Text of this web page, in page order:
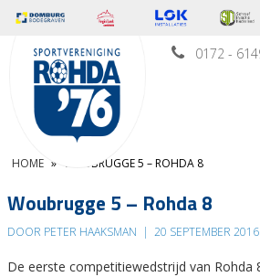
0172 -
HOME » WOUBRUGGE 5 – ROHDA 8
Woubrugge 5 – Rohda 8
DOOR PETER HAAKSMAN | 20 SEPTEMBER 2016
De eerste competitiewedstrijd van Rohda